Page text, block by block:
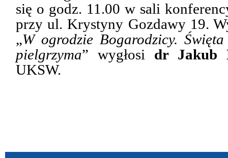
się o godz. 11.00 w sali
przy ul.Krystyny Gozdawy 19.
„W ogrodzie Bogarodzicy.
pielgrzyma” wygłosi dr Jakub
UKSW.